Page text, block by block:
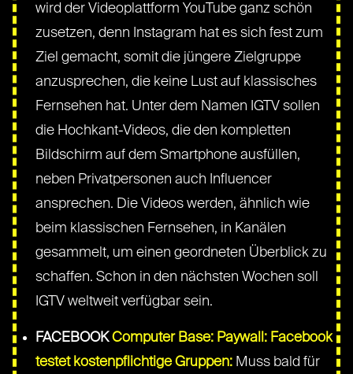
wird der Videoplattform YouTube ganz schön
zusetzen, denn Instagram hat es sich fest zum
Ziel gemacht, somit die jüngere Zielgruppe
anzusprechen, die keine Lust auf klassisches
Fernsehen hat. Unter dem Namen IGTV sollen
die Hochkant-Videos, die den kompletten
Bildschirm auf dem Smartphone ausfüllen,
neben Privatpersonen auch Influencer
ansprechen. Die Videos werden, ähnlich wie
beim klassischen Fernsehen, in Kanälen
gesammelt, um einen geordneten Überblick zu
schaffen. Schon in den nächsten Wochen soll
IGTV weltweit verfügbar sein.
FACEBOOKComputer Base: Paywall: Facebook
testet kostenpflichtige Gruppen: Muss bald für